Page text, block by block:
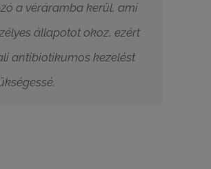
a véráramba kerül, ami
állapotot okoz, ezért
antibiotikumos kezelést